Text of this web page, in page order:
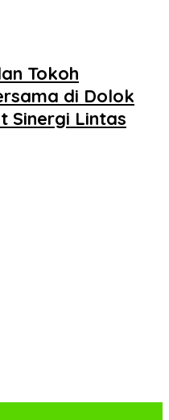
Tokoh
di Dolok
Sinergi Lintas